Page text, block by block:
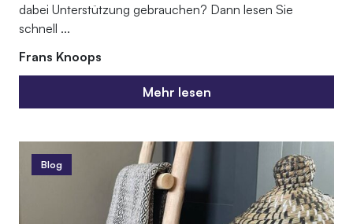
dabei Unterstützung gebrauchen? Dann lesen Sie
schnell ...
Frans Knoops
Mehr lesen
Mehr lesen
Blog